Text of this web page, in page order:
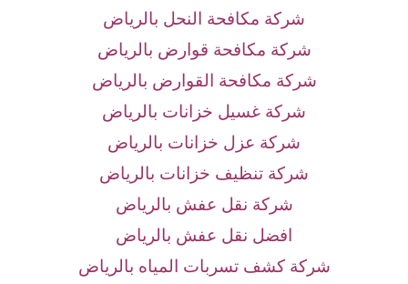
شركة مكافحة النحل بالرياض
شركة مكافحة قوارض بالرياض
شركة مكافحة القوارض بالرياض
شركة غسيل خزانات بالرياض
شركة عزل خزانات بالرياض
شركة تنظيف خزانات بالرياض
شركة نقل عفش بالرياض
افضل نقل عفش بالرياض
شركة كشف تسربات المياه بالرياض